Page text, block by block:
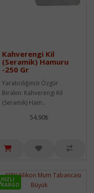
Kahverengi Kil
(Seramik) Hamuru
-250 Gr
Yaratıcılığınızı Özgür
Bırakın: Kahverengi Kil
(Seramik) Ham..
54,90₺
HIZLI
KARGO